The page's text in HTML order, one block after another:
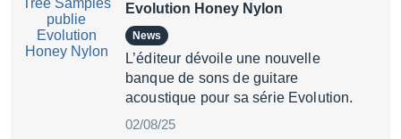
Evolution Honey Nylon
News
L’éditeur dévoile une nouvelle
banque de sons de guitare
acoustique pour sa série Evolution.
02/08/25